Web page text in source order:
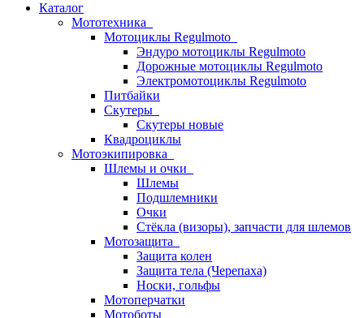
Каталог
Мототехника
Мотоциклы Regulmoto
Эндуро мотоциклы Regulmoto
Дорожные мотоциклы Regulmoto
Электромотоциклы Regulmoto
Питбайки
Скутеры
Скутеры новые
Квадроциклы
Мотоэкипировка
Шлемы и очки
Шлемы
Подшлемники
Очки
Стёкла (визоры), запчасти для шлемов
Мотозащита
Защита колен
Защита тела (Черепаха)
Носки, гольфы
Мотоперчатки
Мотоботы